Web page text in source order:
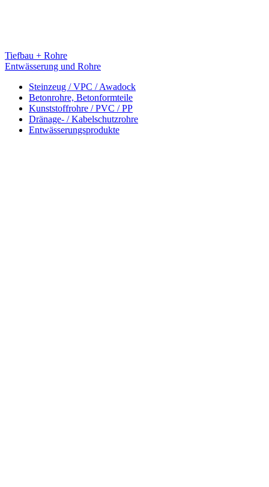
Tiefbau + Rohre
Entwässerung und Rohre
Steinzeug / VPC / Awadock
Betonrohre, Betonformteile
Kunststoffrohre / PVC / PP
Dränage- / Kabelschutzrohre
Entwässerungsprodukte